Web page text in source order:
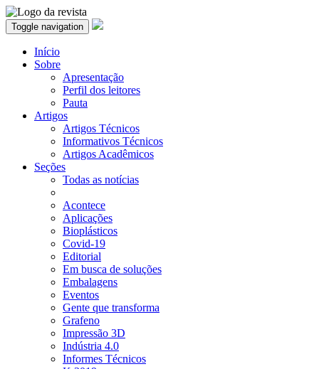
Toggle navigation
Início
Sobre
Apresentação
Perfil dos leitores
Pauta
Artigos
Artigos Técnicos
Informativos Técnicos
Artigos Acadêmicos
Seções
Todas as notícias
Acontece
Aplicações
Bioplásticos
Covid-19
Editorial
Em busca de soluções
Embalagens
Eventos
Gente que transforma
Grafeno
Impressão 3D
Indústria 4.0
Informes Técnicos